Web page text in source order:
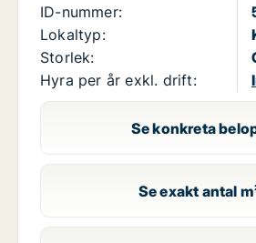
ID-nummer:
Lokaltyp:
Storlek:
Hyra per år exkl. drift:
Se konkreta
Se exakt antal